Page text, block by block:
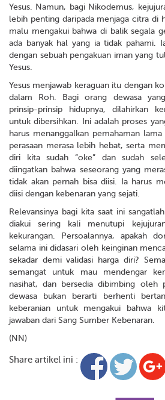
Yesus. Namun, bagi Nikodemus,
lebih penting daripada menjaga citra di
malu mengakui bahwa di balik segala
ada banyak hal yang ia tidak pahami.
dengan sebuah pengakuan iman yang
Yesus.
Yesus menjawab keraguan itu dengan
dalam Roh. Bagi orang dewasa
prinsip-prinsip hidupnya, dilahirkan
untuk dibersihkan. Ini adalah proses
harus menanggalkan pemahaman
perasaan merasa lebih hebat, serta
diri kita sudah “oke” dan sudah
diingatkan bahwa seseorang yang
tidak akan pernah bisa diisi. Ia harus
diisi dengan kebenaran yang sejati.
Relevansinya bagi kita saat ini
diakui sering kali menutupi
kekurangan. Persoalannya, apakah
selama ini didasari oleh keinginan
sekadar demi validasi harga diri?
semangat untuk mau mendengar
nasihat, dan bersedia dibimbing oleh
dewasa bukan berarti berhenti
keberanian untuk mengakui bahwa
jawaban dari Sang Sumber Kebenaran.
(NN)
Share artikel ini :